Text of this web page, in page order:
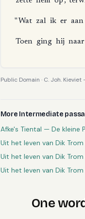
" Wat zal ik er aan
Toen ging hij naar
Public Domain · C. Joh. Kieviet
More Intermediate
Afke's Tiental — De kleine
Uit het leven van Dik
Uit het leven van Dik
Uit het leven van Dik
One